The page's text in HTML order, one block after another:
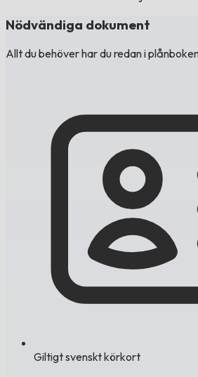
Nödvändiga dokument
Allt du behöver har du redan i
Giltigt svenskt körkort